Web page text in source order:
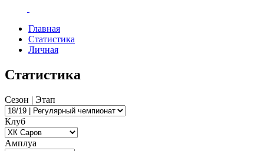
Главная
Статистика
Личная
Статистика
Сезон | Этап
Клуб
Амплуа